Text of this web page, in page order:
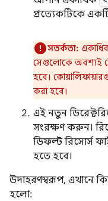
প্রত্যেকটিকে
সতর্কতা:
সেগুলোকে অবশ্যই
হবে।
করা হবে।
এই নতুন
সংরক্ষণ করুন।
ডিফল্ট রিসোর্স
হতে হবে।
উদাহরণস্বরূপ, এখানে
হলো: